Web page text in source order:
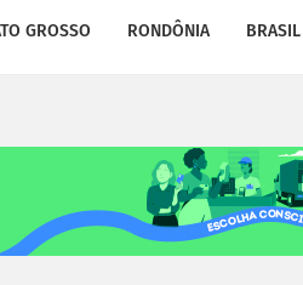
GROSSO RONDÔNIA BRASIL